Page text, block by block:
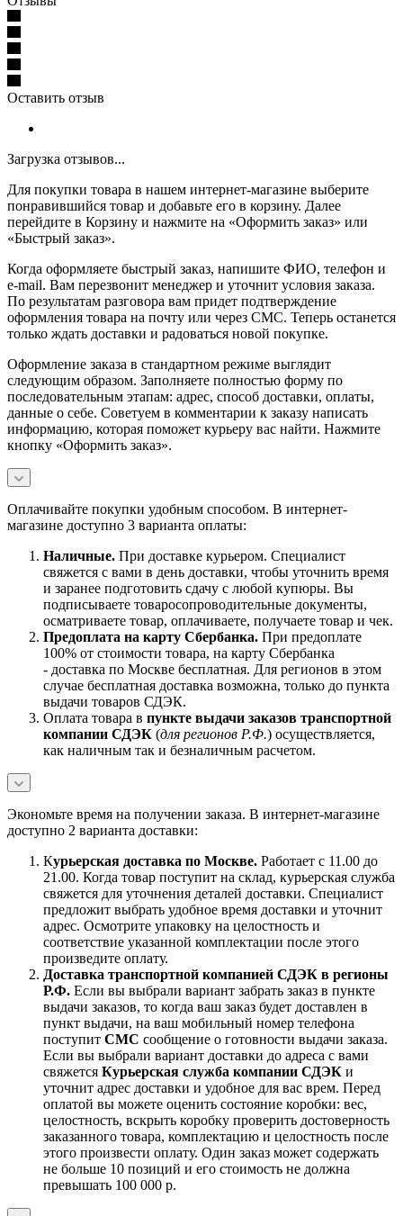
Оставить отзыв
Загрузка отзывов...
Для покупки товара в нашем интернет-магазине выберите
понравившийся товар и добавьте его в корзину. Далее
перейдите в Корзину и нажмите на «Оформить заказ» или
«Быстрый заказ».
Когда оформляете быстрый заказ, напишите ФИО, телефон и
e-mail. Вам перезвонит менеджер и уточнит условия заказа.
По результатам разговора вам придет подтверждение
оформления товара на почту или через СМС. Теперь останется
только ждать доставки и радоваться новой покупке.
Оформление заказа в стандартном режиме выглядит
следующим образом. Заполняете полностью форму по
последовательным этапам: адрес, способ доставки, оплаты,
данные о себе. Советуем в комментарии к заказу написать
информацию, которая поможет курьеру вас найти. Нажмите
кнопку «Оформить заказ».
Оплачивайте покупки удобным способом. В интернет-
магазине доступно 3 варианта оплаты:
Наличные. При доставке курьером. Специалист
свяжется с вами в день доставки, чтобы уточнить время
и заранее подготовить сдачу с любой купюры. Вы
подписываете товаросопроводительные документы,
осматриваете товар, оплачиваете, получаете товар и чек.
Предоплата на карту Сбербанка. При предоплате
100% от стоимости товара, на карту Сбербанка
- доставка по Москве бесплатная. Для регионов в этом
случае бесплатная доставка возможна, только до пункта
выдачи товаров СДЭК.
Оплата товара в пункте выдачи заказов транспортной
компании СДЭК (для регионов Р.Ф.) осуществляется,
как наличным так и безналичным расчетом.
Экономьте время на получении заказа. В интернет-магазине
доступно 2 варианта доставки:
Курьерская доставка по Москве. Работает с 11.00 до
21.00. Когда товар поступит на склад, курьерская служба
свяжется для уточнения деталей доставки. Специалист
предложит выбрать удобное время доставки и уточнит
адрес. Осмотрите упаковку на целостность и
соответствие указанной комплектации после этого
произведите оплату.
Доставка транспортной компанией СДЭК в регионы
Р.Ф. Если вы выбрали вариант забрать заказ в пункте
выдачи заказов, то когда ваш заказ будет доставлен в
пункт выдачи, на ваш мобильный номер телефона
поступит СМС сообщение о готовности выдачи заказа.
Если вы выбрали вариант доставки до адреса с вами
свяжется Курьерская служба компании СДЭК и
уточнит адрес доставки и удобное для вас врем. Перед
оплатой вы можете оценить состояние коробки: вес,
целостность, вскрыть коробку проверить достоверность
заказанного товара, комплектацию и целостность после
этого произвести оплату. Один заказ может содержать
не больше 10 позиций и его стоимость не должна
превышать 100 000 р.